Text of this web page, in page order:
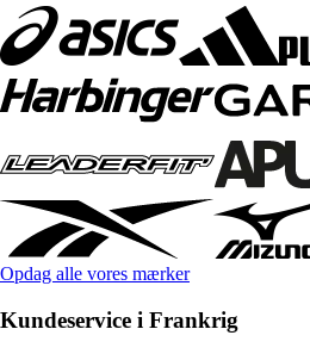
Opdag alle vores mærker
Kundeservice i Frankrig